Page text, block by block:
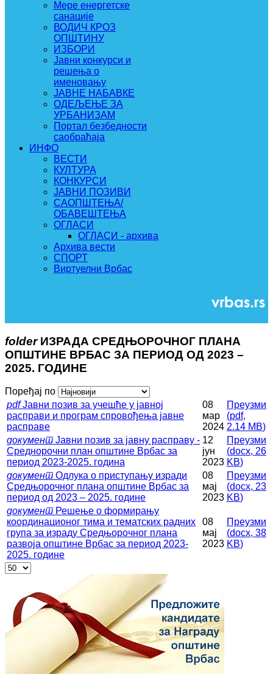
Мере енергетске
санације
ВОДИЧ КРОЗ
ОПШТИНУ
ИЗБОРИ
Јавни конкурси и
решења о
именовању
ЈАВНЕ НАБАВКЕ
ОДЕЉЕЊЕ ЗА
УРБАНИЗАМ
Портал безбедности
саобраћаја
ИНФО
ВЕСТИ
КУЛТУРА
КОНКУРСИ
ЈАВНИ ПОЗИВИ
САОПШТЕЊА/
ОБАВЕШТЕЊА
ОГЛАСИ
ОГЛАСИ - архива
Архива вести
СПОРТ
Виртуелни Врбас
folder ИЗРАДА СРЕДЊОРОЧНОГ ПЛАНА
ОПШТИНЕ ВРБАС ЗА ПЕРИОД ОД 2023 –
2025. ГОДИНЕ
Поређај по
pdf Јавни позив за учешће у јавној
расправи и програм спровођења јавне
расправе
08
мар
2024
Преузми
(pdf,
2.14 MB)
документ Јавни позив за јавну расправу -
Среднорочни план општине Врбас за
период 2023-2025. година
12
јун
2023
Преузми
(docx, 26
KB)
документ Одлука о приступању изради
Средњорочног плана општине Врбас за
период од 2023 – 2025. године
08
мај
2023
Преузми
(docx, 23
KB)
документ Решење о формирању
координационог тима и тематских радних
група за израду Средњорочног плана
развоја општине Врбас за период 2023-
2025. године
08
мај
2023
Преузми
(docx, 38
KB)